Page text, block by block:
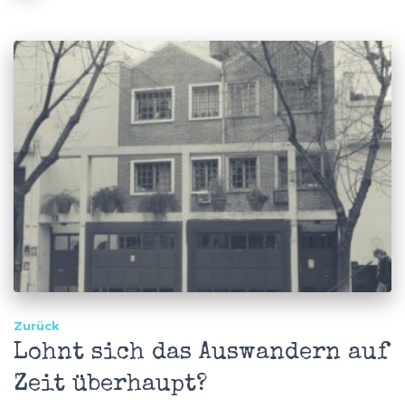
Zurück
Lohnt sich das Auswandern auf
Zeit überhaupt?